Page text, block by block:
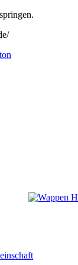
springen.